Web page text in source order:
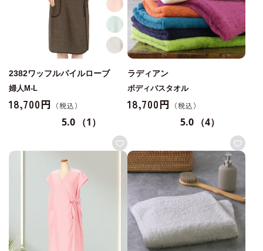
2382ワッフルパイルローブ
婦人M-L
18,700円
5.0 （1）
ラディアン
ボディバスタオル
18,700円
5.0 （4）